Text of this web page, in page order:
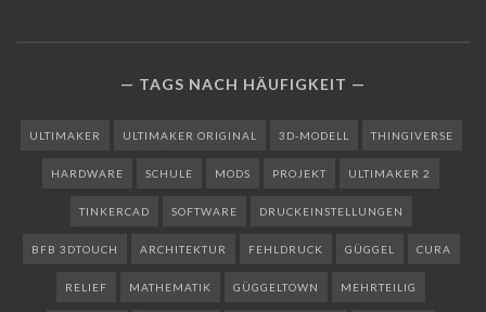
TAGS NACH HÄUFIGKEIT
ULTIMAKER ULTIMAKER ORIGINAL 3D-MODELL THINGIVERSE
HARDWARE SCHULE MODS PROJEKT ULTIMAKER 2
TINKERCAD SOFTWARE DRUCKEINSTELLUNGEN
BFB 3DTOUCH ARCHITEKTUR FEHLDRUCK GÜGGEL CURA
RELIEF MATHEMATIK GÜGGELTOWN MEHRTEILIG